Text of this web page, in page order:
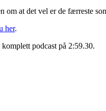
at det vel er de færreste
her.
podcast på 2:59.30.